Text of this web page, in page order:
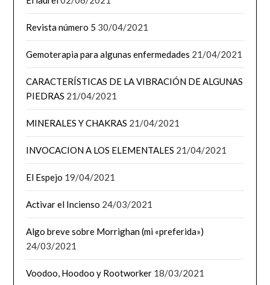
Revista número 5 30/04/2021
Gemoterapia para algunas enfermedades 21/04/2021
CARACTERÍSTICAS DE LA VIBRACIÓN DE ALGUNAS
PIEDRAS 21/04/2021
MINERALES Y CHAKRAS 21/04/2021
INVOCACION A LOS ELEMENTALES 21/04/2021
El Espejo 19/04/2021
Activar el Incienso 24/03/2021
Algo breve sobre Morrighan (mi «preferida»)
24/03/2021
Voodoo, Hoodoo y Rootworker 18/03/2021